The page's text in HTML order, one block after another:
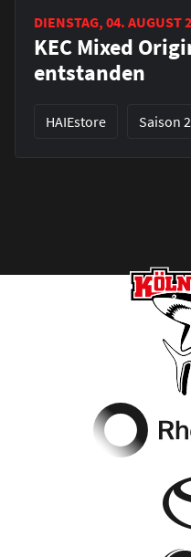
DIENSTAG, 04. AUGUST
KEC Mixed
entstanden
HAIEstore Saison